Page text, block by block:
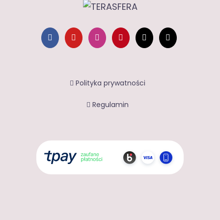
Polityka prywatności
Regulamin